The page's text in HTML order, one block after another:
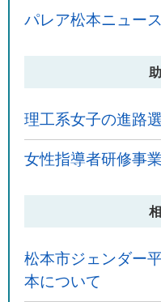
パレア松本ニュー
理工系女子の進路
女性指導者研修事
松本市ジェンダー
本について